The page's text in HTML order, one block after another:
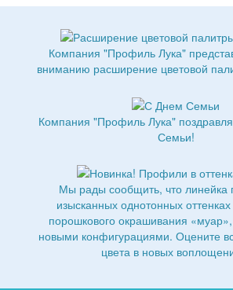
Компания "Профиль Лука"
вниманию расширение цветовой
Компания "Профиль Лука"
Семьи!
Мы рады сообщить, что линейка
изысканных однотонных
порошкового окрашивания
новыми конфигурациями. Оцените
цвета в новых